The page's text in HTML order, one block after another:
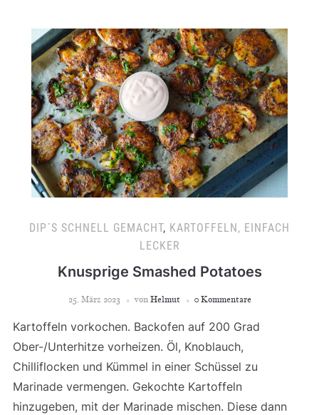
DIP´S SCHNELL GEMACHT, KARTOFFELN, EINFACH
LECKER
Knusprige Smashed Potatoes
25. März 2023 von Helmut 0 Kommentare
Kartoffeln vorkochen. Backofen auf 200 Grad
Ober-/Unterhitze vorheizen. Öl, Knoblauch,
Chilliflocken und Kümmel in einer Schüssel zu
Marinade vermengen. Gekochte Kartoffeln
hinzugeben, mit der Marinade mischen. Diese dann